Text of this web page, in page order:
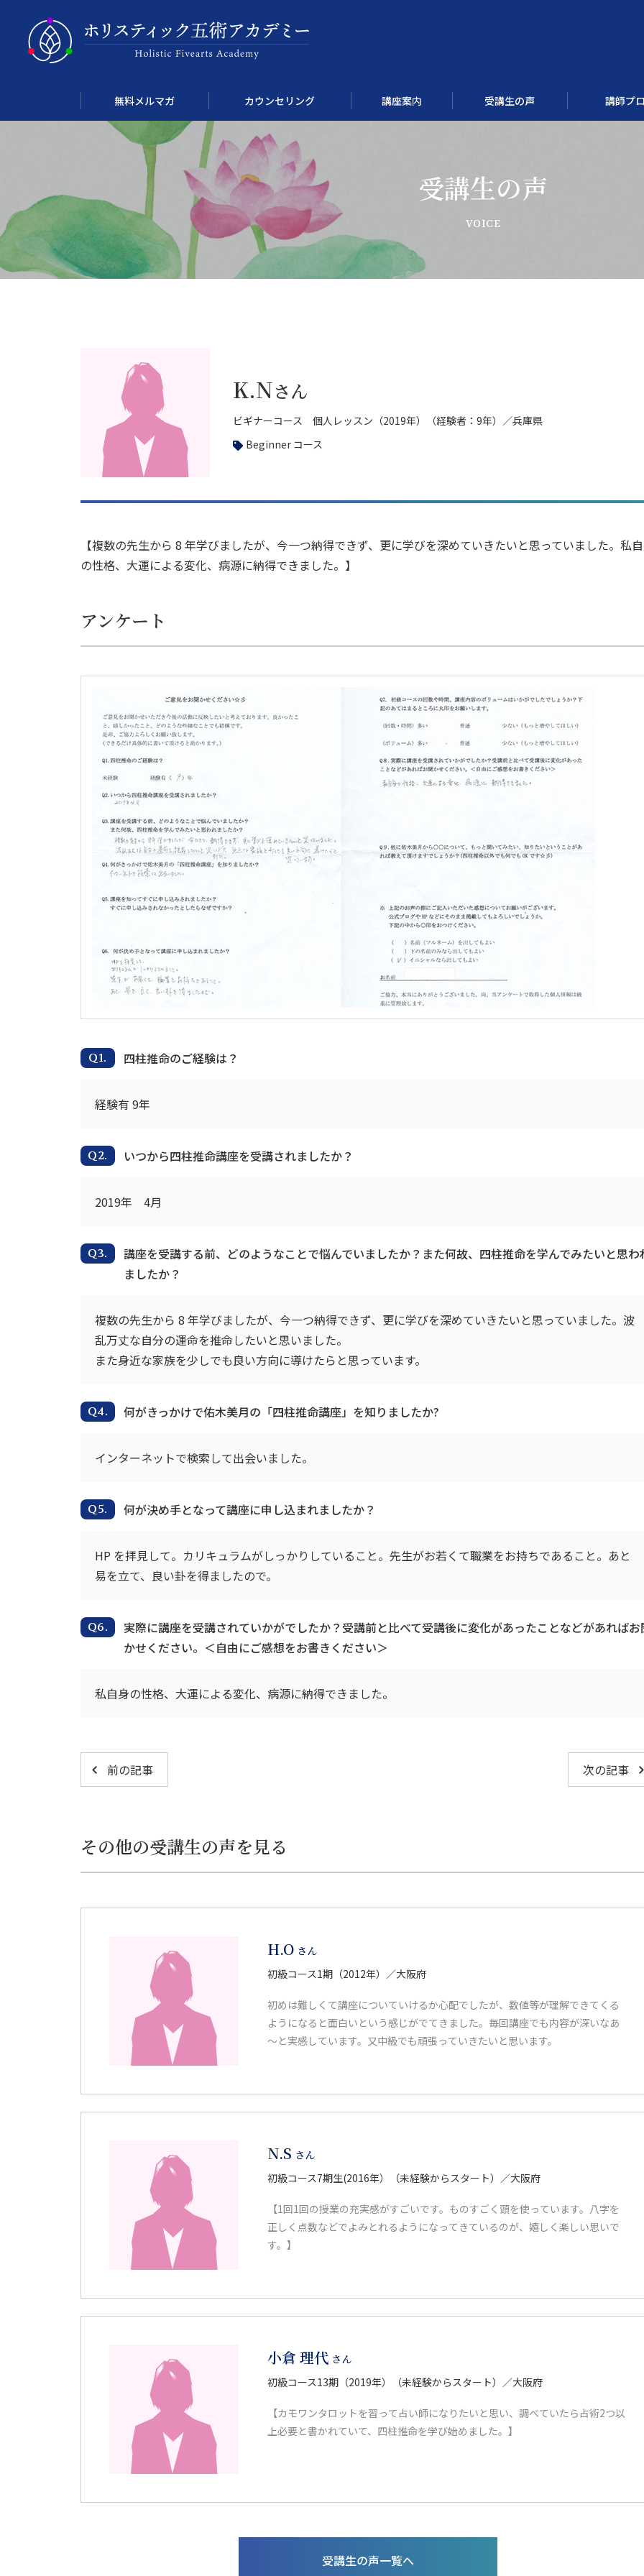
無料メルマガ カウンセリング 講座案内
Course 01
ホリスティック四柱推命講座
受講生の声 講師プ
受講生の声
K.Nさん
ビギナーコース 個人レッスン（2019年）（経験者：9年）／兵庫県
Beginner コース
【複数の先生から 8 年学びましたが、今一つ納得できず、更に学びを深めていきたいと思っていました。私
の性格、大運による変化、病源に納得できました。】
アンケート
四柱推命のご経験は？
経験有 9年
いつから四柱推命講座を受講されましたか？
2019年 4月
講座を受講する前、どのようなことで悩んでいましたか？また何故、四柱推命を学んでみたいと思わ
ましたか？
複数の先生から 8 年学びましたが、今一つ納得できず、更に学びを深めていきたいと思っていました。波
乱万丈な自分の運命を推命したいと思いました。
また身近な家族を少しでも良い方向に導けたらと思っています。
何がきっかけで佑木美月の「四柱推命講座」を知りましたか?
インターネットで検索して出会いました。
何が決め手となって講座に申し込まれましたか？
HP を拝見して。カリキュラムがしっかりしていること。先生がお若くて職業をお持ちであること。あと
易を立て、良い卦を得ましたので。
実際に講座を受講されていかがでしたか？受講前と比べて受講後に変化があったことなどがあればお
かせください。＜自由にご感想をお書きください＞
私自身の性格、大運による変化、病源に納得できました。
前の記事 次の記事
その他の受講生の声を見る
H.O さん
初級コース1期（2012年）／大阪府
初めは難しくて講座についていけるか心配でしたが、数値等が理解できてくる
ようになると面白いという感じがでてきました。毎回講座でも内容が深いなあ
～と実感しています。又中級でも頑張っていきたいと思います。
N.S さん
初級コース7期生(2016年）（未経験からスタート）／大阪府
【1回1回の授業の充実感がすごいです。ものすごく頭を使っています。八字を
正しく点数などでよみとれるようになってきているのが、嬉しく楽しい思いで
す。】
小倉 理代 さん
初級コース13期（2019年）（未経験からスタート）／大阪府
【カモワンタロットを習って占い師になりたいと思い、調べていたら占術2つ以
上必要と書かれていて、四柱推命を学び始めました。】
受講生の声一覧へ